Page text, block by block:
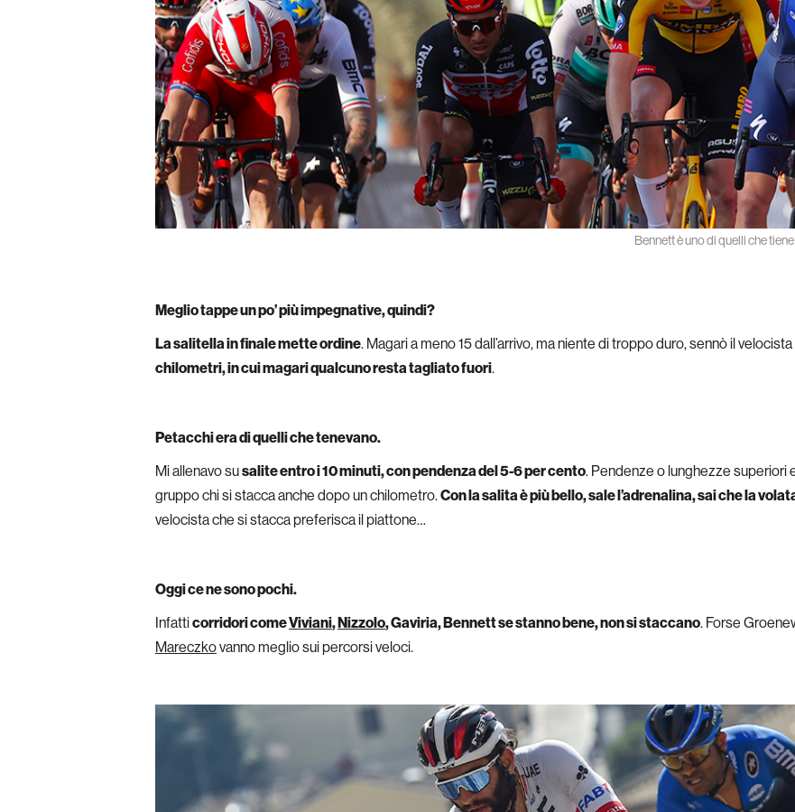
Bennett è uno di quelli che
Meglio tappe un po’ più impegnative, quindi?
La salitella in finale mette ordine. Magari a meno 15 dall’arrivo, ma niente di troppo duro, sennò il velocista
chilometri, in cui magari qualcuno resta tagliato fuori.
Petacchi era di quelli che tenevano.
Mi allenavo susalite entro i 10 minuti, con pendenza del 5-6 per cento. Pendenze o lunghezze superiori
gruppo chi si stacca anche dopo un chilometro.Con la salita è più bello, sale l’adrenalina, sai che la
velocista che si stacca preferisca il piattone…
Oggi ce ne sono pochi.
Infatticorridori comeViviani,Nizzolo, Gaviria, Bennett se stanno bene, non si staccano. Forse
Mareczkovanno meglio sui percorsi veloci.